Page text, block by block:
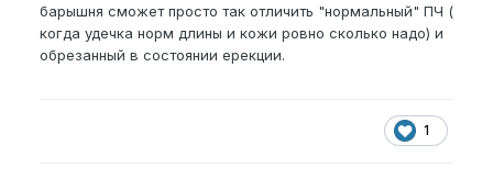
барышня сможет просто так отличить "нормальный" ПЧ (
когда удечка норм длины и кожи ровно сколько надо) и
обрезанный в состоянии ерекции.
1